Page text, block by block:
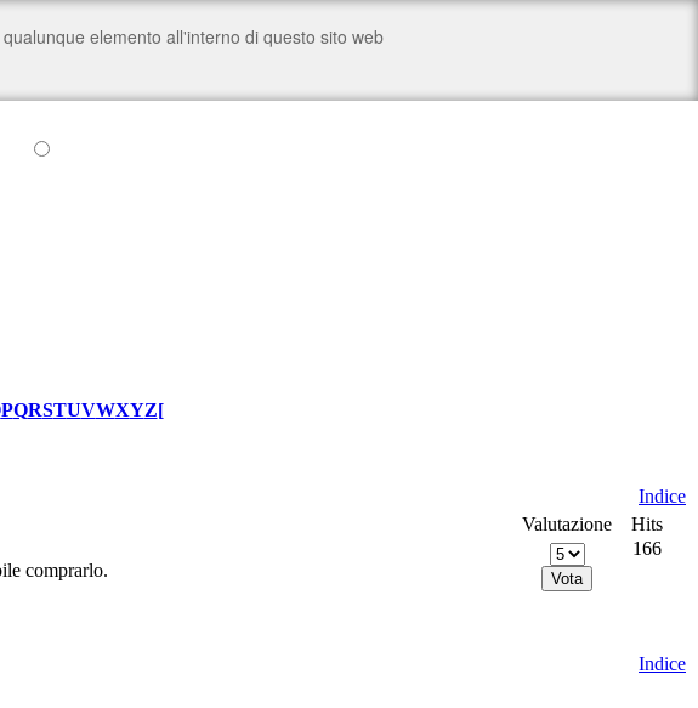
PQRSTUVWXYZ[
Indice
Valutazione
Hits
comprarlo.
166
Indice